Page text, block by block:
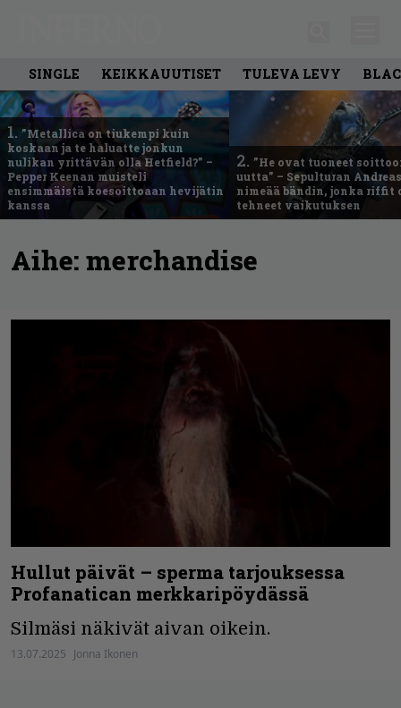
SINGLE KEIKKAUUTISET TULEVA LEVY
1. ”Metallica on tiukempi kuin
koskaan ja te haluatte jonkun
nulikan yrittävän olla Hetfield?” –
Pepper Keenan muisteli
ensimmäistä koesoittoaan hevijätin
kanssa
2. ”He ovat tuoneet
uutta” – Sepulturan
nimeää bändin, jonka riffit
tehneet vaikutuksen
Aihe: merchandise
Hullut päivät – sperma tarjouksessa
Profanatican merkkaripöydässä
Silmäsi näkivät aivan oikein.
13.07.2025 Jonna Ikonen